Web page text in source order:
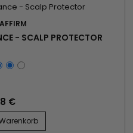
AFFIRM
- SCALP PROTECTOR
€